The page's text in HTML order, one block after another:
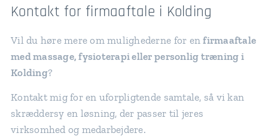
Kontakt for firmaaftale i Kolding
Vil du høre mere om mulighederne for enfirmaaftale
med massage, fysioterapi eller personlig træning i
Kolding?
Kontakt mig for en uforpligtende samtale, så vi kan
skræddersy en løsning, der passer til jeres
virksomhed og medarbejdere.